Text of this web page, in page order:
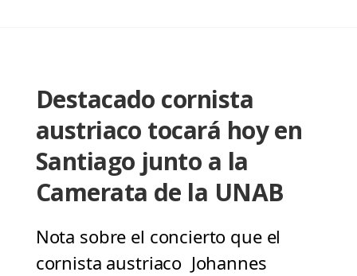
Destacado cornista
austriaco tocará hoy en
Santiago junto a la
Camerata de la UNAB
Nota sobre el concierto que el
cornista austriaco Johannes